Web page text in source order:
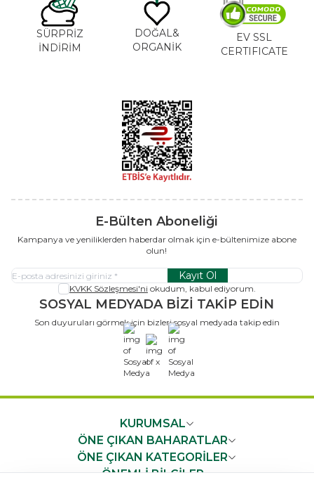
SÜRPRİZ
İNDİRİM
DOĞAL&
ORGANİK
EV SSL
CERTIFICATE
E-Bülten Aboneliği
Kampanya ve yeniliklerden haberdar olmak için e-bültenimize abone
olun!
Kayıt Ol
KVKK Sözleşmesi'ni okudum, kabul ediyorum.
SOSYAL MEDYADA BİZİ TAKİP EDİN
Son duyuruları görmek için bizleri sosyal medyada takip edin
x
KURUMSAL
ÖNE ÇIKAN BAHARATLAR
ÖNE ÇIKAN KATEGORİLER
ÖNEMLİ BİLGİLER